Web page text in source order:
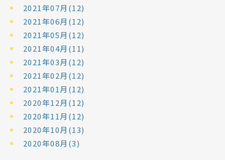
2021年07月(12)
2021年06月(12)
2021年05月(12)
2021年04月(11)
2021年03月(12)
2021年02月(12)
2021年01月(12)
2020年12月(12)
2020年11月(12)
2020年10月(13)
2020年08月(3)